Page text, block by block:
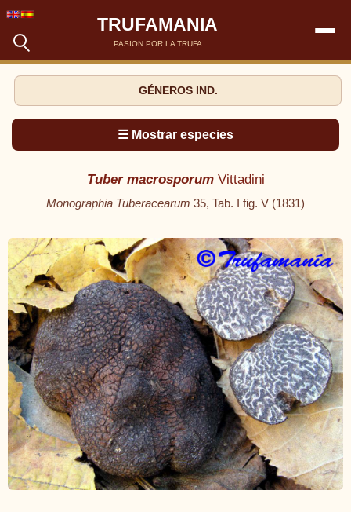
TRUFAMANIA
PASION POR LA TRUFA
GÉNEROS IND.
☰ Mostrar especies
Tuber macrosporumVittadini
Monographia Tuberacearum 35, Tab. I fig. V (1831)